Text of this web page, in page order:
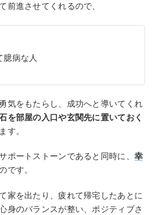
前進させてくれるので、
臆病な人
気をもたらし、成功へと導いてくれ
を部屋の入口や玄関先に置いておく
す。
ポートストーンであると同時に、 幸
です。
家を出たり、疲れて帰宅したあとに
身のバランスが整い、ポジティブさ